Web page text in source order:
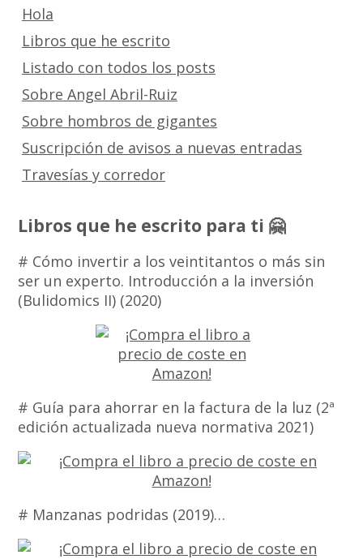
Hola
Libros que he escrito
Listado con todos los posts
Sobre Angel Abril-Ruiz
Sobre hombros de gigantes
Suscripción de avisos a nuevas entradas
Travesías y corredor
Libros que he escrito para ti 🤗
# Cómo invertir a los veintitantos o más sin
ser un experto. Introducción a la inversión
(Bulidomics II) (2020)
# Guía para ahorrar en la factura de la luz (2ª
edición actualizada nueva normativa 2021)
# Manzanas podridas (2019)…